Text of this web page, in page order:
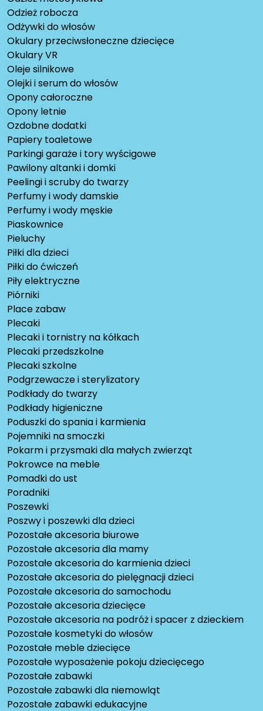
Odzież robocza
Odżywki do włosów
Okulary przeciwsłoneczne dziecięce
Okulary VR
Oleje silnikowe
Olejki i serum do włosów
Opony całoroczne
Opony letnie
Ozdobne dodatki
Papiery toaletowe
Parkingi garaże i tory wyścigowe
Pawilony altanki i domki
Peelingi i scruby do twarzy
Perfumy i wody damskie
Perfumy i wody męskie
Piaskownice
Pieluchy
Piłki dla dzieci
Piłki do ćwiczeń
Piły elektryczne
Piórniki
Place zabaw
Plecaki
Plecaki i tornistry na kółkach
Plecaki przedszkolne
Plecaki szkolne
Podgrzewacze i sterylizatory
Podkłady do twarzy
Podkłady higieniczne
Poduszki do spania i karmienia
Pojemniki na smoczki
Pokarm i przysmaki dla małych zwierząt
Pokrowce na meble
Pomadki do ust
Poradniki
Poszewki
Poszwy i poszewki dla dzieci
Pozostałe akcesoria biurowe
Pozostałe akcesoria dla mamy
Pozostałe akcesoria do karmienia dzieci
Pozostałe akcesoria do pielęgnacji dzieci
Pozostałe akcesoria do samochodu
Pozostałe akcesoria dziecięce
Pozostałe akcesoria na podróż i spacer z dzieckiem
Pozostałe kosmetyki do włosów
Pozostałe meble dziecięce
Pozostałe wyposażenie pokoju dziecięcego
Pozostałe zabawki
Pozostałe zabawki dla niemowląt
Pozostałe zabawki edukacyjne